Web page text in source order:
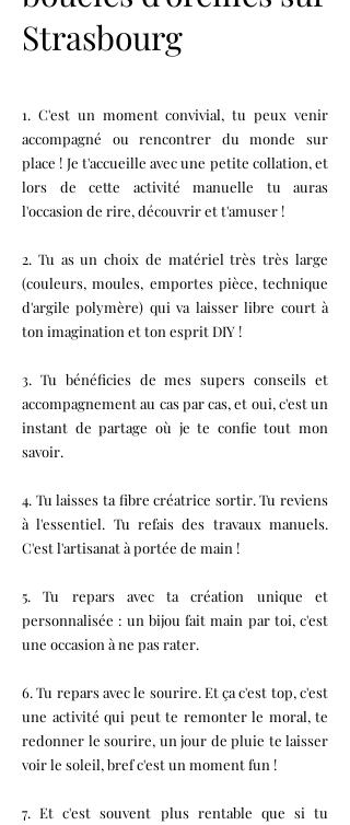
Strasbourg
1. C'est un moment convivial, tu peux venir
accompagné ou rencontrer du monde sur
place ! Je t'accueille avec une petite collation, et
lors de cette activité manuelle tu auras
l'occasion de rire, découvrir et t'amuser !
2. Tu as un choix de matériel très très large
(couleurs, moules, emportes pièce, technique
d'argile polymère) qui va laisser libre court à
ton imagination et ton esprit DIY !
3. Tu bénéficies de mes supers conseils et
accompagnement au cas par cas, et oui, c'est un
instant de partage où je te confie tout mon
savoir.
4. Tu laisses ta fibre créatrice sortir. Tu reviens
à l'essentiel. Tu refais des travaux manuels.
C'est l'artisanat à portée de main !
5. Tu repars avec ta création unique et
personnalisée : un bijou fait main par toi, c'est
une occasion à ne pas rater.
6. Tu repars avec le sourire. Et ça c'est top, c'est
une activité qui peut te remonter le moral, te
redonner le sourire, un jour de pluie te laisser
voir le soleil, bref c'est un moment fun !
7. Et c'est souvent plus rentable que si tu